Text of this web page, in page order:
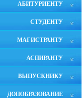
АБИТУРИЕНТУ
СТУДЕНТУ
МАГИСТРАНТУ
АСПИРАНТУ
ВЫПУСКНИКУ
ДОПОБРАЗОВАНИЕ